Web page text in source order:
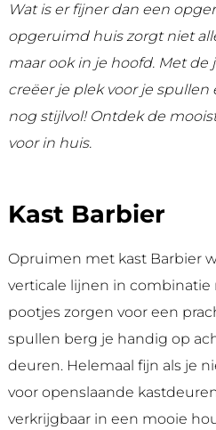
Wat is er fijner dan een
opgeruimd huis zorgt niet
maar ook in je hoofd. Met
creëer je plek voor je spullen
nog stijlvol! Ontdek de
voor in huis.
Kast Barbier
Opruimen met kast Barbier
verticale lijnen in combinatie
pootjes zorgen voor een
spullen berg je handig op
deuren. Helemaal fijn als je
voor openslaande
verkrijgbaar in een mooie